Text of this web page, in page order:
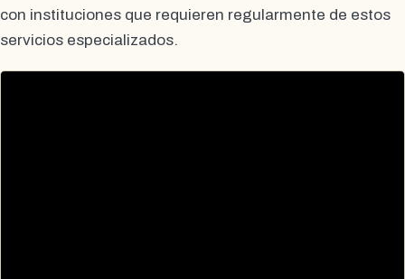
con instituciones que requieren regularmente de estos
servicios especializados.